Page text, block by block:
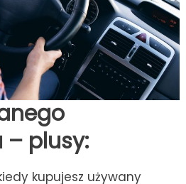
plusy:
kupujesz używany